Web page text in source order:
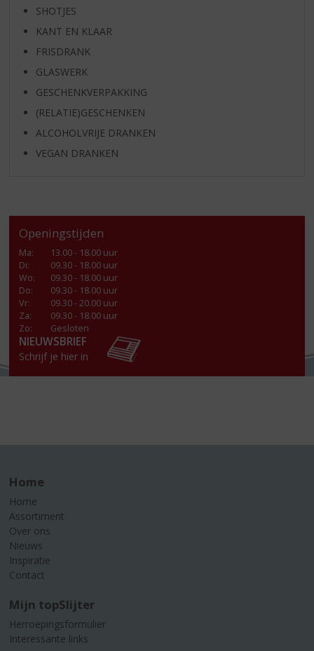
SHOTJES
KANT EN KLAAR
FRISDRANK
GLASWERK
GESCHENKVERPAKKING
(RELATIE)GESCHENKEN
ALCOHOLVRIJE DRANKEN
VEGAN DRANKEN
Openingstijden
Ma:
13.00 - 18.00 uur
Di:
09.30 - 18.00 uur
Wo:
09.30 - 18.00 uur
Do:
09.30 - 18.00 uur
Vr:
09.30 - 20.00 uur
Za:
09.30 - 18.00 uur
Zo:
Gesloten
NIEUWSBRIEF
Schrijf je hier in
Home
Home
Assortiment
Over ons
Nieuws
Inspiratie
Contact
Mijn topSlijter
Herroepingsformulier
Interessante links